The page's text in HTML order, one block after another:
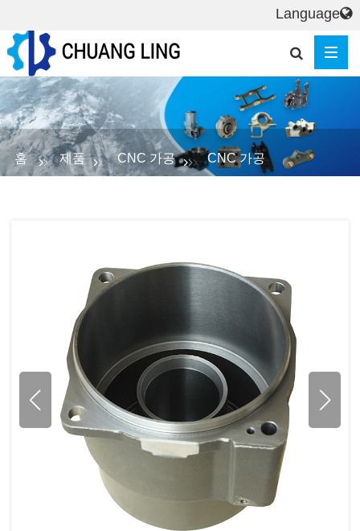
홈 제품 CNC 가공 CNC 가공
Language